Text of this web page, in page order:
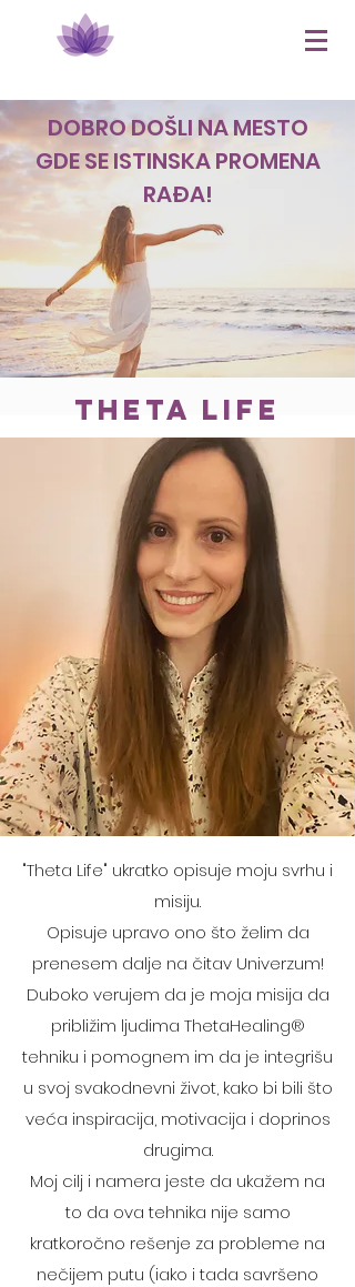
DOBRO DOŠLI NA MESTO
GDE SE ISTINSKA PROMENA
RAĐA!
theta life
"Theta Life" ukratko opisuje moju svrhu i
misiju.
Opisuje upravo ono što želim da
prenesem dalje na čitav Univerzum!
Duboko verujem da je moja misija da
približim ljudima ThetaHealing®
tehniku i pomognem im da je integrišu
u svoj svakodnevni život, kako bi bili što
veća inspiracija, motivacija i doprinos
drugima.
Moj cilj i namera jeste da ukažem na
to da ova tehnika nije samo
kratkoročno rešenje za probleme na
nečijem putu (iako i tada savršeno